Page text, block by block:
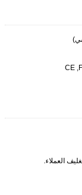
CE
العملاء.